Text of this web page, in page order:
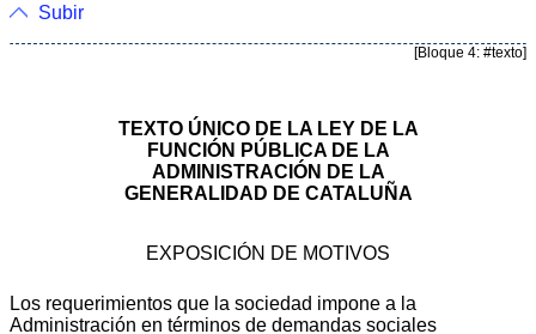
Subir
[Bloque 4: #texto]
TEXTO ÚNICO DE LA LEY DE LA
FUNCIÓN PÚBLICA DE LA
ADMINISTRACIÓN DE LA
GENERALIDAD DE CATALUÑA
EXPOSICIÓN DE MOTIVOS
Los requerimientos que la sociedad impone a la
Administración en términos de demandas sociales